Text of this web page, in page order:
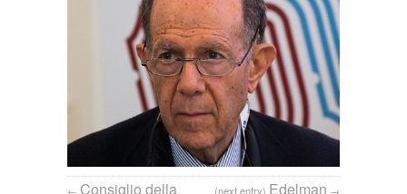
← Consiglio della (next entry) Edelman →